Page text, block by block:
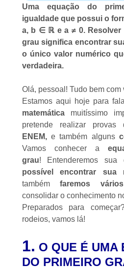
Sugestões personalizadas
Uma equação do
igualdade que possui o
a, b ∈ ℝ e a ≠ 0. Resolver
grau significa encontrar
o único valor numérico
verdadeira.
Olá, pessoal! Tudo bem com
Estamos aqui hoje para
matemática muitíssimo
pretende realizar
ENEM,e também alguns
Vamos conhecer a
grau! Entenderemos sua
possível encontrar
tambémfaremos
consolidar o conhecimento
Preparados para
rodeios, vamos lá!
1. O QUE É UMA
DO PRIMEIRO